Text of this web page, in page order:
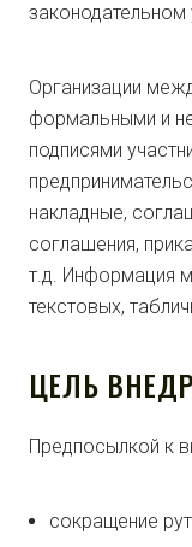
законодательном
Организации
формальными и
подписями
накладные,
соглашения,
т.д. Информация
текстовых,
ЦЕЛЬ
Предпосылкой к
сокращение